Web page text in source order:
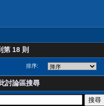
第 18 則
排序:
討論區搜尋